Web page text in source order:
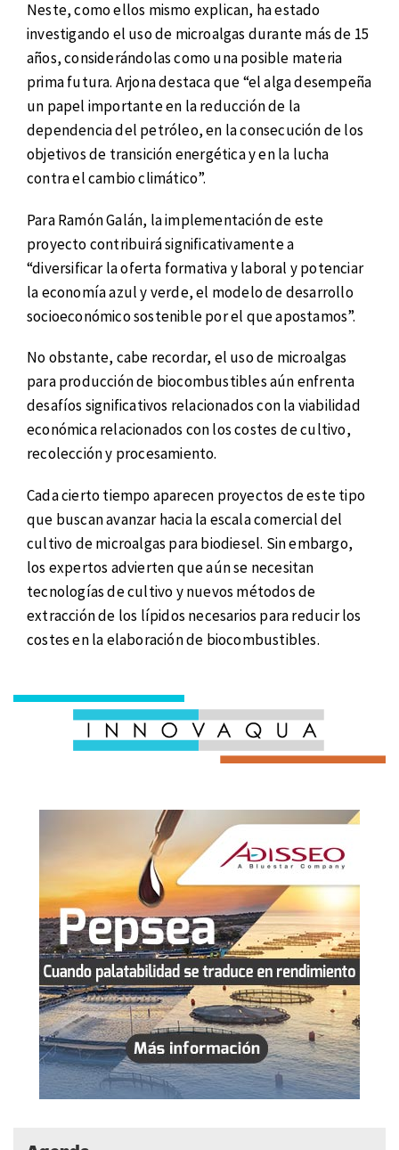
Neste, como ellos mismo explican, ha estado
investigando el uso de microalgas durante más de 15
años, considerándolas como una posible materia
prima futura. Arjona destaca que “el alga desempeña
un papel importante en la reducción de la
dependencia del petróleo, en la consecución de los
objetivos de transición energética y en la lucha
contra el cambio climático”.
Para Ramón Galán, la implementación de este
proyecto contribuirá significativamente a
“diversificar la oferta formativa y laboral y potenciar
la economía azul y verde, el modelo de desarrollo
socioeconómico sostenible por el que apostamos”.
No obstante, cabe recordar, el uso de microalgas
para producción de biocombustibles aún enfrenta
desafíos significativos relacionados con la viabilidad
económica relacionados con los costes de cultivo,
recolección y procesamiento.
Cada cierto tiempo aparecen proyectos de este tipo
que buscan avanzar hacia la escala comercial del
cultivo de microalgas para biodiesel. Sin embargo,
los expertos advierten que aún se necesitan
tecnologías de cultivo y nuevos métodos de
extracción de los lípidos necesarios para reducir los
costes en la elaboración de biocombustibles.